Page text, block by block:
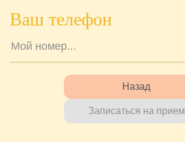
Ваш телефон
Назад
Записаться на прием